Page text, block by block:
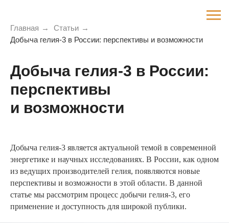
Главная → Статьи →
Добыча гелия-3 в России: перспективы и возможности
Добыча гелия-3 в России:
перспективы
и возможности
Добыча гелия-3 является актуальной темой в современной
энергетике и научных исследованиях. В России, как одном
из ведущих производителей гелия, появляются новые
перспективы и возможности в этой области. В данной
статье мы рассмотрим процесс добычи гелия-3, его
применение и доступность для широкой публики.